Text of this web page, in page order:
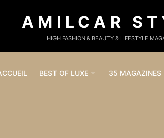
AMILCAR
HIGH FASHION & BEAUTY & LIFESTYLE
BEST OF LUXE 35 MAGAZINES